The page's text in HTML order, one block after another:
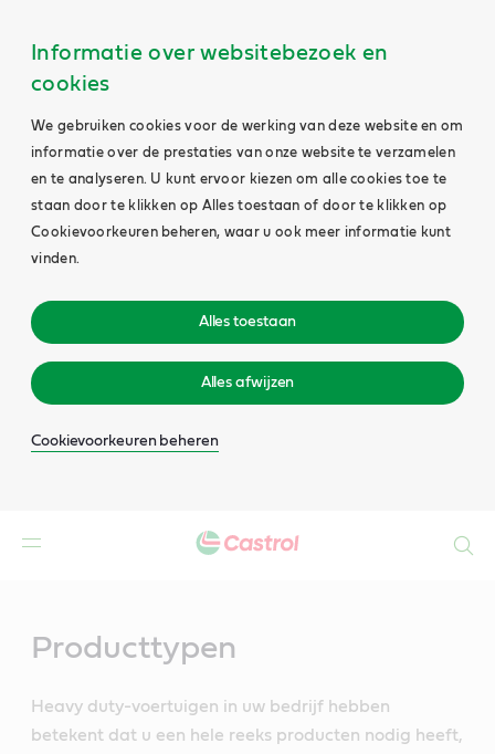
Informatie over websitebezoek en
cookies
We gebruiken cookies voor de werking van deze website en om
informatie over de prestaties van onze website te verzamelen
en te analyseren. U kunt ervoor kiezen om alle cookies toe te
staan door te klikken op Alles toestaan of door te klikken op
Cookievoorkeuren beheren, waar u ook meer informatie kunt
vinden.
Alles toestaan
Alles afwijzen
Cookievoorkeuren beheren
Producttypen
Heavy duty-voertuigen in uw bedrijf hebben
betekent dat u een hele reeks producten nodig heeft,